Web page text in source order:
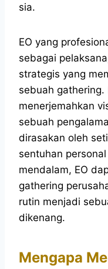
sia.
EO yang
sebagai
strategis yang
sebuah gathering.
menerjemahkan
sebuah
dirasakan oleh
sentuhan
mendalam, EO
gathering
rutin menjadi
dikenang.
Mengapa